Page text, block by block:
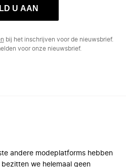
U AAN
bij het inschrijven voor de nieuwsbrief.
voor onze nieuwsbrief.
andere modeplatforms hebben
we helemaal geen